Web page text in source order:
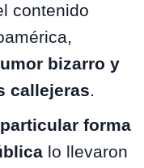
contenido
bizarro y
callejeras.
forma
lo llevaron